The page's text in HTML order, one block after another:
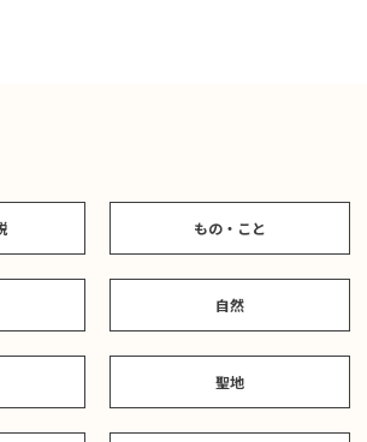
もの・こと
自然
聖地